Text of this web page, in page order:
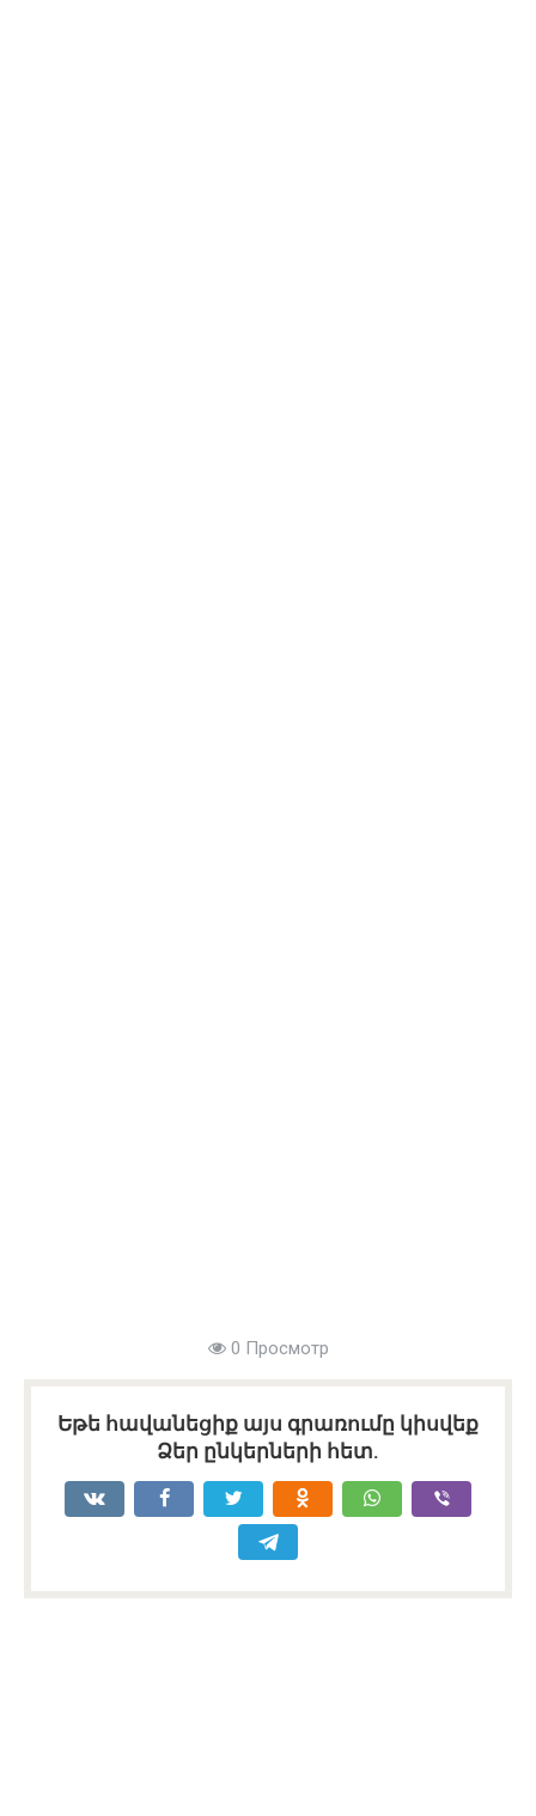
0 Просмотр
Եթե հավանեցիք այս գրառումը կիսվեք
Ձեր ընկերների հետ.